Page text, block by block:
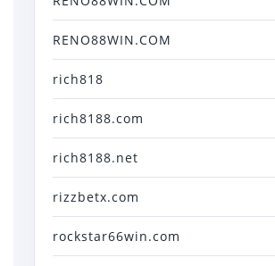
RENO88WIN.COM
rich818
rich8188.com
rich8188.net
rizzbetx.com
rockstar66win.com